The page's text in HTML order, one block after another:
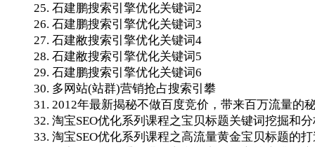
25. 石建鹏搜索引擎优化关键词2
26. 石建鹏搜索引擎优化关键词3
27. 石建敝搜索引擎优化关键词4
28. 石建敝搜索引擎优化关键词5
29. 石建鹏搜索引擎优化关键词6
30. 多网站(站群)营销抢占搜索引攀
31. 2012年最新揭秘不做百度竞价，带来百万流量的
32. 淘宝SEO优化系列课程之宝贝标题关键词挖掘和
33. 淘宝SEO优化系列课程之高流量黄金宝贝标题的